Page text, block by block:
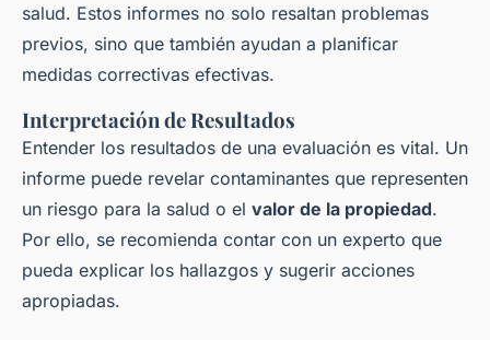
salud. Estos informes no solo resaltan problemas
previos, sino que también ayudan a planificar
medidas correctivas efectivas.
Interpretación de Resultados
Entender los resultados de una evaluación es vital. Un
informe puede revelar contaminantes que representen
un riesgo para la salud o el valor de la propiedad.
Por ello, se recomienda contar con un experto que
pueda explicar los hallazgos y sugerir acciones
apropiadas.